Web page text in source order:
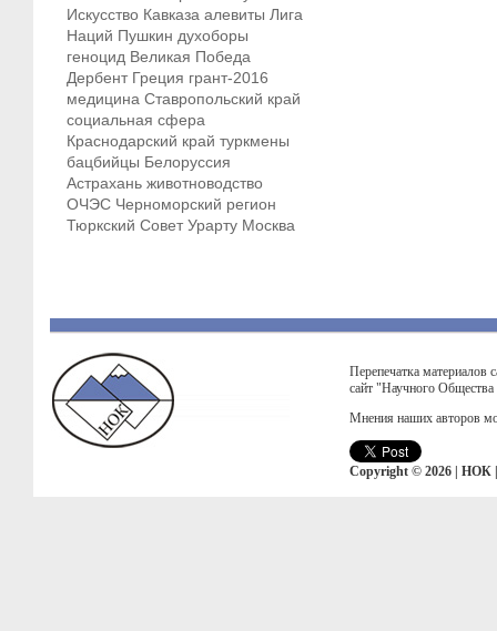
Искусство Кавказа алевиты Лига
Наций Пушкин духоборы
геноцид Великая Победа
Дербент Греция грант-2016
медицина Ставропольский край
социальная сфера
Краснодарский край туркмены
бацбийцы Белоруссия
Астрахань животноводство
ОЧЭС Черноморский регион
Тюркский Совет Урарту Москва
Перепечатка материалов
сайт "Научного
Мнения наших авторов
Copyright © 2026 | НОК